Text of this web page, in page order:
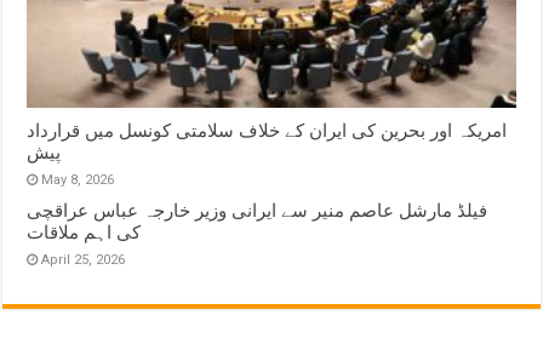
امریکہ اور بحرین کی ایران کے خلاف سلامتی کونسل میں قرارداد
پیش
May 8, 2026
فیلڈ مارشل عاصم منیر سے ایرانی وزیر خارجہ عباس عراقچی
کی اہم ملاقات
April 25, 2026